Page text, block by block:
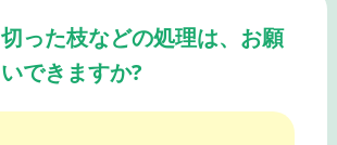
切った枝などの処理は、お願
いできますか?